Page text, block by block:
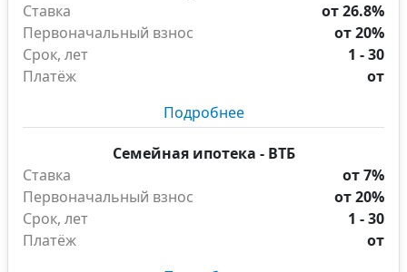
Ставка
от 26.8%
Первоначальный взнос
от 20%
Срок, лет
1 - 30
Платёж
от
Подробнее
Семейная ипотека - ВТБ
Ставка
от 7%
Первоначальный взнос
от 20%
Срок, лет
1 - 30
Платёж
от